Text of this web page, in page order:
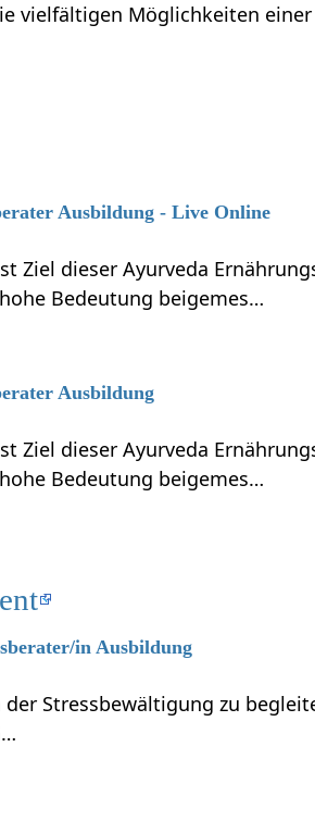
vielfältigen Möglichkeiten
Ausbildung - Live Online
Ziel dieser Ayurveda
Bedeutung beigemes…
Ausbildung
Ziel dieser Ayurveda
Bedeutung beigemes…
in Ausbildung
Stressbewältigung zu